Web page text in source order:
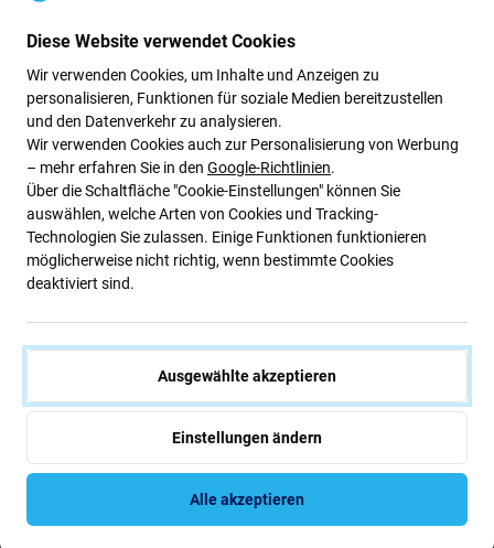
Weiterlesen
Newsletter-Fix
Abonnieren Sie den regelmäßigen Newsletter über Rabatte und
Neuigkeiten
Abonnieren
Rated Excellent
Over
Diese Website verwendet Cookies
Wir verwenden Cookies, um Inhalte und Anzeigen zu
personalisieren, Funktionen für soziale Medien bereitzustellen
und den Datenverkehr zu analysieren.
Wir verwenden Cookies auch zur Personalisierung von Werbung
– mehr erfahren Sie in den Google-Richtlinien.
Über die Schaltfläche "Cookie-Einstellungen" können Sie
auswählen, welche Arten von Cookies und Tracking-
Technologien Sie zulassen. Einige Funktionen funktionieren
möglicherweise nicht richtig, wenn bestimmte Cookies
deaktiviert sind.
Ausgewählte akzeptieren
Einstellungen ändern
Alle akzeptieren